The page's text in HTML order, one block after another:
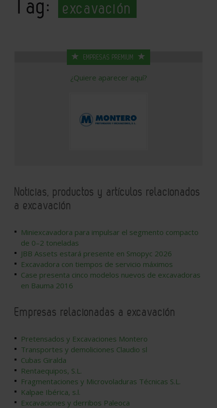
Tag: excavación
EMPRESAS PREMIUM
¿Quiere aparecer aquí?
Noticias, productos y artículos relacionados
a excavación
Miniexcavadora para impulsar el segmento compacto
de 0–2 toneladas
JBB Assets estará presente en Smopyc 2026
Excavadora con tiempos de servicio máximos
Case presenta cinco modelos nuevos de excavadoras
en Bauma 2016
Empresas relacionadas a excavación
Pretensados y Excavaciones Montero
Transportes y demoliciones Claudio sl
Cubas Giralda
Rentaequipos, S.L.
Fragmentaciones y Microvoladuras Técnicas S.L.
Kalpae Ibérica, s.l.
Excavaciones y derribos Paleoca